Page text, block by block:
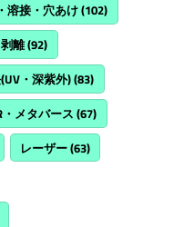
溶接・穴あけ(102)
離(92)
・深紫外)(83)
・メタバース(67)
レーザー(63)